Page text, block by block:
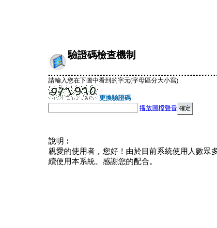
驗證碼檢查機制
請輸入您在下圖中看到的字元(字母區分大小寫)
更換驗證碼
播放圖檔聲音
說明︰
親愛的使用者，您好！由於目前系統使用人數眾
續使用本系統。感謝您的配合。